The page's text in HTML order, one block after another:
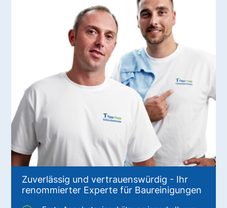
Zuverlässig und vertrauenswürdig - Ihr
renommierter Experte für Baureinigungen